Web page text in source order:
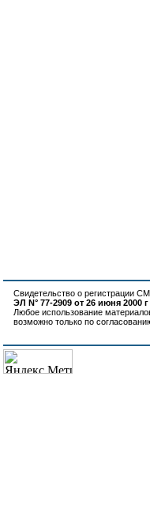
Свидетельство о регистрации
ЭЛ N° 77-2909 от 26 июня 2000 г
Любое использование
возможно только по